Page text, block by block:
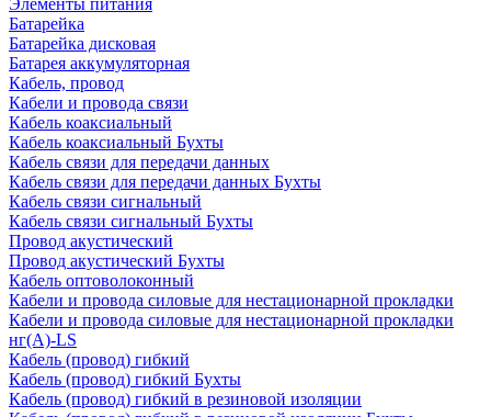
Элементы питания
Батарейка
Батарейка дисковая
Батарея аккумуляторная
Кабель, провод
Кабели и провода связи
Кабель коаксиальный
Кабель коаксиальный Бухты
Кабель связи для передачи данных
Кабель связи для передачи данных Бухты
Кабель связи сигнальный
Кабель связи сигнальный Бухты
Провод акустический
Провод акустический Бухты
Кабель оптоволоконный
Кабели и провода силовые для нестационарной прокладки
Кабели и провода силовые для нестационарной прокладки
нг(А)-LS
Кабель (провод) гибкий
Кабель (провод) гибкий Бухты
Кабель (провод) гибкий в резиновой изоляции